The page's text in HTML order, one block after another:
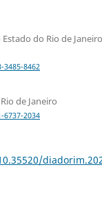
do Rio de
8462
de Janeiro
2034